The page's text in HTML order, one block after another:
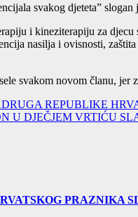
svakog djeteta”
i kineziterapiju za
nasilja i ovisnosti,
svakom novom članu, jer
REPUBLIKE
U DJEČJEM VRTIĆU
PRAZNIKA